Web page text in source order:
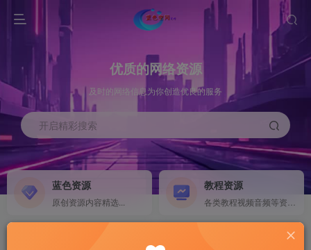
优质的网络资源
及时的网络信息为你创造优良的服务
开启精彩搜索
蓝色资源
原创资源内容精选...
教程资源